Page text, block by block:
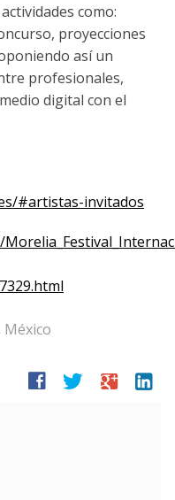
como:
proyecciones
así un
profesionales,
digital con el
#artistas-invitados
México
facebook twitter google linkedin